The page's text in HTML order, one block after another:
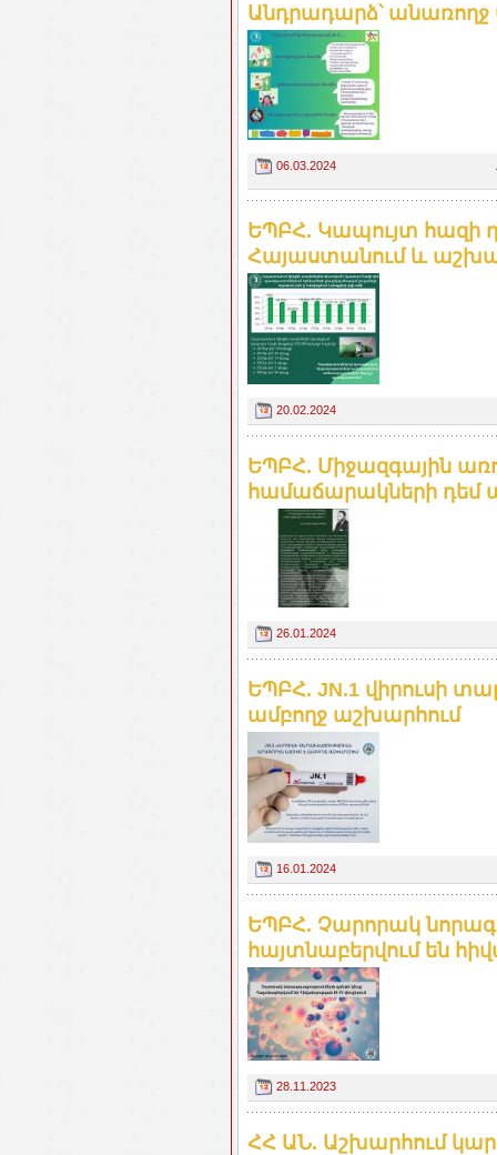
Անդրադարձ՝
06.03.2024
ԵՊԲՀ. Կապույտ հազի
Հայաստանում և
20.02.2024
ԵՊԲՀ. Միջազգային
համաճարակների դեմ
26.01.2024
ԵՊԲՀ. JN.1 վիրուսի
ամբողջ աշխարհում
16.01.2024
ԵՊԲՀ. Չարորակ
հայտնաբերվում են
28.11.2023
ՀՀ ԱՆ. Աշխարհում